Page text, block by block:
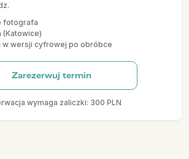
fotografa
(Katowice)
w wersji cyfrowej po obróbce
Zarezerwuj termin
wymaga zaliczki: 300 PLN